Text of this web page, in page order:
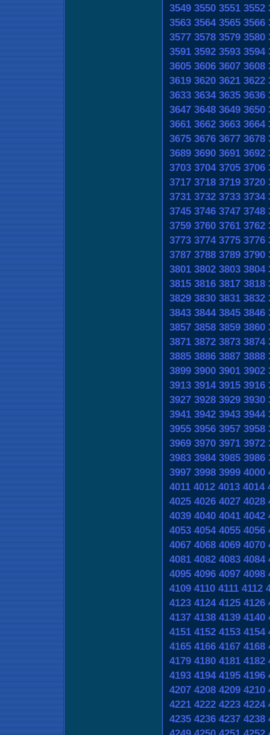
3549 3550 3551 3552
3563 3564 3565 3566
3577 3578 3579 3580
3591 3592 3593 3594
3605 3606 3607 3608
3619 3620 3621 3622
3633 3634 3635 3636
3647 3648 3649 3650
3661 3662 3663 3664
3675 3676 3677 3678
3689 3690 3691 3692
3703 3704 3705 3706
3717 3718 3719 3720
3731 3732 3733 3734
3745 3746 3747 3748
3759 3760 3761 3762
3773 3774 3775 3776
3787 3788 3789 3790
3801 3802 3803 3804
3815 3816 3817 3818
3829 3830 3831 3832
3843 3844 3845 3846
3857 3858 3859 3860
3871 3872 3873 3874
3885 3886 3887 3888
3899 3900 3901 3902
3913 3914 3915 3916
3927 3928 3929 3930
3941 3942 3943 3944
3955 3956 3957 3958
3969 3970 3971 3972
3983 3984 3985 3986
3997 3998 3999 4000
4011 4012 4013 4014
4025 4026 4027 4028
4039 4040 4041 4042
4053 4054 4055 4056
4067 4068 4069 4070
4081 4082 4083 4084
4095 4096 4097 4098
4109 4110 4111 4112
4123 4124 4125 4126
4137 4138 4139 4140
4151 4152 4153 4154
4165 4166 4167 4168
4179 4180 4181 4182
4193 4194 4195 4196
4207 4208 4209 4210
4221 4222 4223 4224
4235 4236 4237 4238